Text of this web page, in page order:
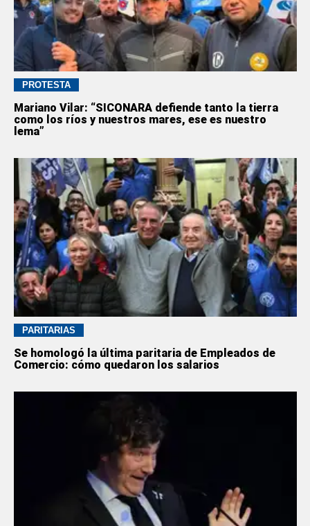
PROTESTA
Mariano Vilar: “SICONARA defiende tanto la tierra
como los ríos y nuestros mares, ese es nuestro
lema”
PARITARIAS
Se homologó la última paritaria de Empleados de
Comercio: cómo quedaron los salarios